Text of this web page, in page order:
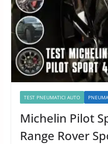
TEST PNEUMATICI AUTO
Michelin Pilot
Range Rover